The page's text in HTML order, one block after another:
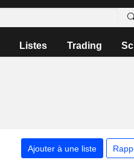
Listes Trading
Ajouter à une liste